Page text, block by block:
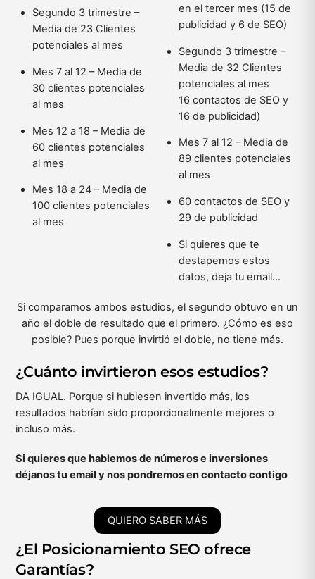
Segundo 3 trimestre –
Media de 23 Clientes
potenciales al mes
Mes 7 al 12 – Media de
30 clientes potenciales
al mes
Mes 12 a 18 – Media de
60 clientes potenciales
al mes
Mes 18 a 24 – Media de
100 clientes potenciales
al mes
en el tercer mes (15 de
publicidad y 6 de SEO)
Segundo 3 trimestre –
Media de 32 Clientes
potenciales al mes
16 contactos de SEO y
16 de publicidad)
Mes 7 al 12 – Media de
89 clientes potenciales
al mes
60 contactos de SEO y
29 de publicidad
Si quieres que te
destapemos estos
datos, deja tu email…
Si comparamos ambos estudios, el segundo obtuvo en un
año el doble de resultado que el primero. ¿Cómo es eso
posible? Pues porque invirtió el doble, no tiene más.
¿Cuánto invirtieron esos estudios?
DA IGUAL. Porque si hubiesen invertido más, los
resultados habrían sido proporcionalmente mejores o
incluso más.
Si quieres que hablemos de números e inversiones
déjanos tu email y nos pondremos en contacto contigo
QUIERO SABER MÁS
¿El Posicionamiento SEO ofrece
Garantías?